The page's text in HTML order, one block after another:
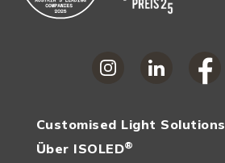
Customised Light Solutions
Über ISOLED®